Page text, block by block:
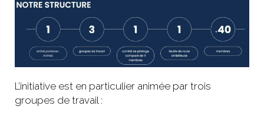
L’initiative est en particulier animée par trois
groupes de travail :